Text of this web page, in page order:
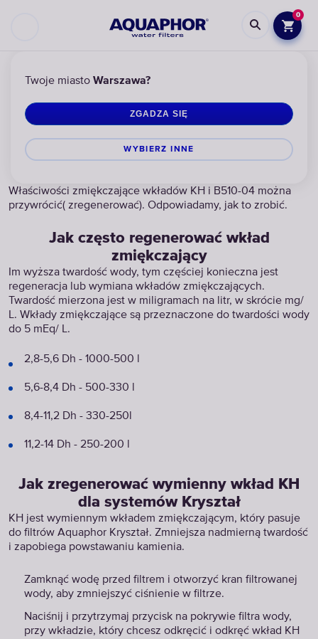
Twoje miasto Warszawa?
ZGADZA SIĘ
WYBIERZ INNЕ
0
AQUAPHOR WSPARCIE REGENERACJA WKŁADÓW ZMIĘKCZAJĄCYCH
Regeneracja wkładów zmiękczających
do systemów Kryształ i Trio
Właściwości zmiękczające wkładów KH i B510-04 można
przywrócić( zregenerować). Odpowiadamy, jak to zrobić.
Jak często regenerować wkład
zmiękczający
Im wyższa twardość wody, tym częściej konieczna jest
regeneracja lub wymiana wkładów zmiękczających.
Twardość mierzona jest w miligramach na litr, w skrócie mg/
L. Wkłady zmiękczające są przeznaczone do twardości wody
do 5 mEq/ L.
2,8-5,6 Dh - 1000-500 l
5,6-8,4 Dh - 500-330 l
8,4-11,2 Dh - 330-250l
11,2-14 Dh - 250-200 l
Jak zregenerować wymienny wkład KH
dla systemów Kryształ
KH jest wymiennym wkładem zmiękczającym, który pasuje
do filtrów Aquaphor Kryształ. Zmniejsza nadmierną twardość
i zapobiega powstawaniu kamienia.
Zamknąć wodę przed filtrem i otworzyć kran filtrowanej
wody, aby zmniejszyć ciśnienie w filtrze.
Naciśnij i przytrzymaj przycisk na pokrywie filtra wody,
przy wkładzie, który chcesz odkręcić i odkręć wkład KH